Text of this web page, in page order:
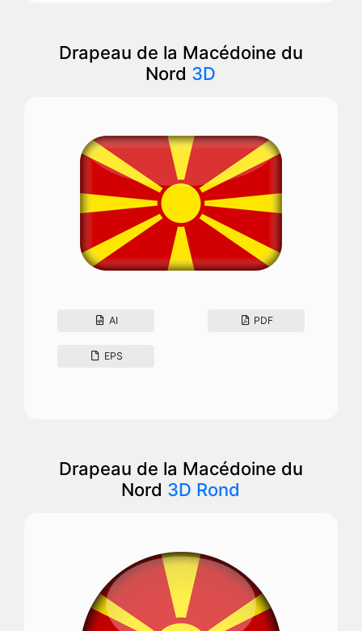
Drapeau de la Macédoine du
Nord 3D
AI PDF
EPS
Drapeau de la Macédoine du
Nord 3D Rond